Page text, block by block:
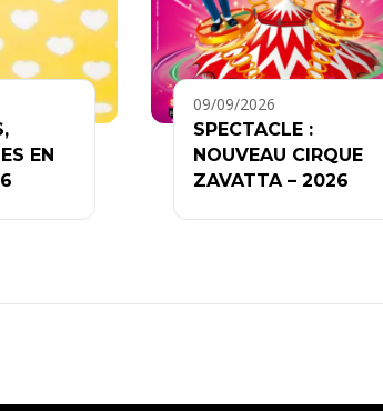
EN
09/09/2026
SPECTACLE :
NOUVEAU CIRQUE
ZAVATTA – 2026